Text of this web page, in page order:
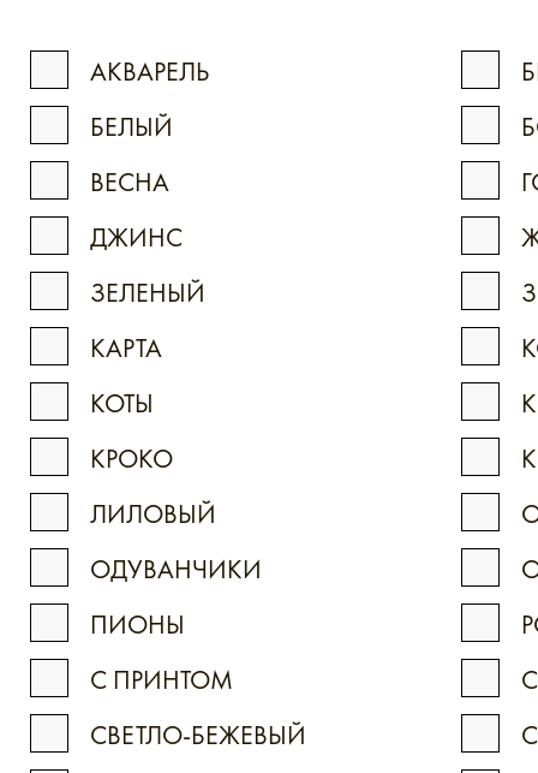
АКВАРЕЛЬ
БЕЛЫЙ
ВЕСНА
ДЖИНС
ЗЕЛЕНЫЙ
КАРТА
КОТЫ
КРОКО
ЛИЛОВЫЙ
ОДУВАНЧИКИ
ПИОНЫ
С ПРИНТОМ
СВЕТЛО-БЕЖЕВЫЙ